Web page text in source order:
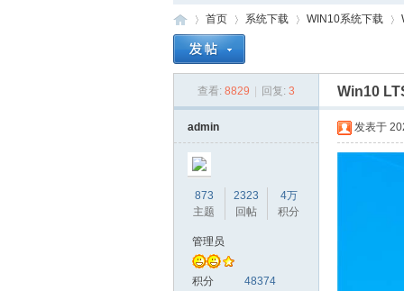
首页
›
系统下载
›
WIN10系统下载
›
查看: 8829 回复: 3 Win10
admin
873
主题
2323
回帖
4万
积分
管理员
积分 48374
发表于